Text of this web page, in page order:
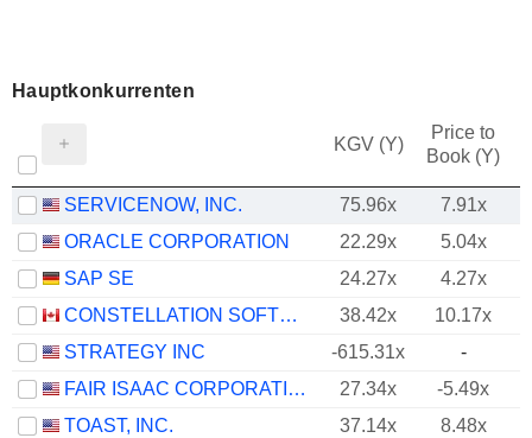
Hauptkonkurrenten
KGV (Y)
Price to
Book (Y)
SERVICENOW, INC. 75.96x 7.91x
ORACLE CORPORATION
22.29x
5.04x
SAP SE
24.27x
4.27x
CONSTELLATION SOFTWARE INC.
38.42x
10.17x
STRATEGY INC
-615.31x
-
FAIR ISAAC CORPORATION
27.34x
-5.49x
TOAST, INC.
37.14x
8.48x